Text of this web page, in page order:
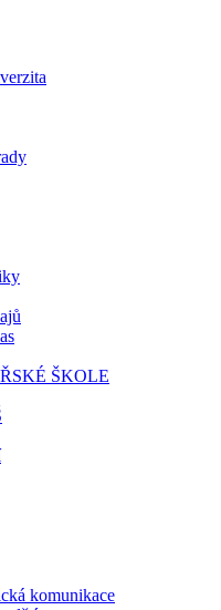
ŠKOLE
komunikace